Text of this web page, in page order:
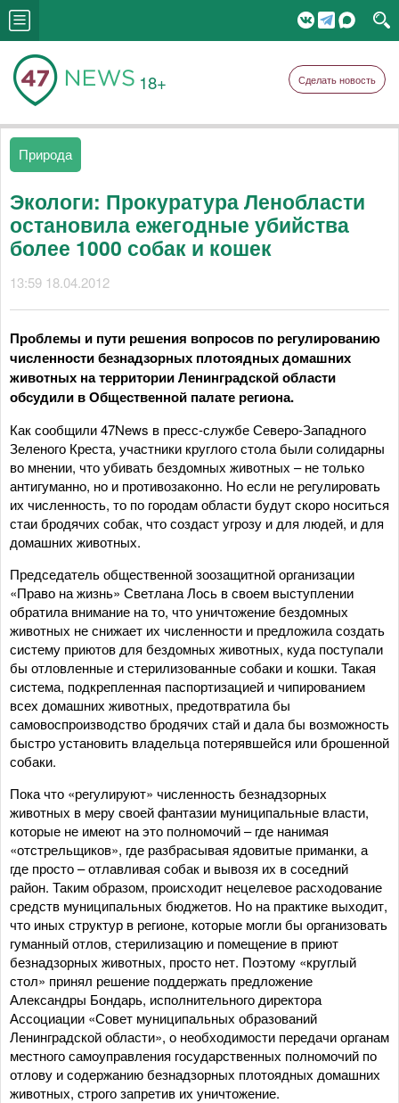
18+ Сделать новость
Природа
Экологи: Прокуратура Ленобласти
остановила ежегодные убийства
более 1000 собак и кошек
13:59 18.04.2012
Проблемы и пути решения вопросов по регулированию
численности безнадзорных плотоядных домашних
животных на территории Ленинградской области
обсудили в Общественной палате региона.
Как сообщили 47News в пресс-службе Северо-Западного
Зеленого Креста, участники круглого стола были солидарны
во мнении, что убивать бездомных животных – не только
антигуманно, но и противозаконно. Но если не регулировать
их численность, то по городам области будут скоро носиться
стаи бродячих собак, что создаст угрозу и для людей, и для
домашних животных.
Председатель общественной зоозащитной организации
«Право на жизнь» Светлана Лось в своем выступлении
обратила внимание на то, что уничтожение бездомных
животных не снижает их численности и предложила создать
систему приютов для бездомных животных, куда поступали
бы отловленные и стерилизованные собаки и кошки. Такая
система, подкрепленная паспортизацией и чипированием
всех домашних животных, предотвратила бы
самовоспроизводство бродячих стай и дала бы возможность
быстро установить владельца потерявшейся или брошенной
собаки.
Пока что «регулируют» численность безнадзорных
животных в меру своей фантазии муниципальные власти,
которые не имеют на это полномочий – где нанимая
«отстрельщиков», где разбрасывая ядовитые приманки, а
где просто – отлавливая собак и вывозя их в соседний
район. Таким образом, происходит нецелевое расходование
средств муниципальных бюджетов. Но на практике выходит,
что иных структур в регионе, которые могли бы организовать
гуманный отлов, стерилизацию и помещение в приют
безнадзорных животных, просто нет. Поэтому «круглый
стол» принял решение поддержать предложение
Александры Бондарь, исполнительного директора
Ассоциации «Совет муниципальных образований
Ленинградской области», о необходимости передачи органам
местного самоуправления государственных полномочий по
отлову и содержанию безнадзорных плотоядных домашних
животных, строго запретив их уничтожение.